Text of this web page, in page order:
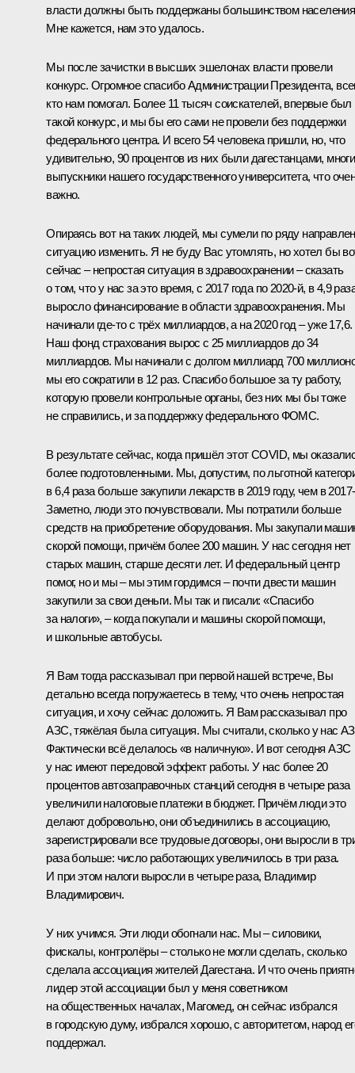
власти должны быть поддержаны большинством
Мне кажется, нам это удалось.
Мы после зачистки в высших эшелонах власти провели
конкурс. Огромное спасибо Администрации Президента,
кто нам помогал. Более 11 тысяч соискателей, впервые был
такой конкурс, и мы бы его сами не провели без поддержки
федерального центра. И всего 54 человека пришли, но, что
удивительно, 90 процентов из них были дагестанцами,
выпускники нашего государственного университета, что
важно.
Опираясь вот на таких людей, мы сумели по ряду
ситуацию изменить. Я не буду Вас утомлять, но хотел бы
сейчас – непростая ситуация в здравоохранении – сказать
о том, что у нас за это время, с 2017 года по 2020-й, в 4,9
выросло финансирование в области здравоохранения. Мы
начинали где-то с трёх миллиардов, а на 2020 год – уже 17,6.
Наш фонд страхования вырос с 25 миллиардов до 34
миллиардов. Мы начинали с долгом миллиард 700
мы его сократили в 12 раз. Спасибо большое за ту работу,
которую провели контрольные органы, без них мы бы тоже
не справились, и за поддержку федерального ФОМС.
В результате сейчас, когда пришёл этот COVID, мы
более подготовленными. Мы, допустим, по льготной
в 6,4 раза больше закупили лекарств в 2019 году, чем в
Заметно, люди это почувствовали. Мы потратили больше
средств на приобретение оборудования. Мы закупали
скорой помощи, причём более 200 машин. У нас сегодня нет
старых машин, старше десяти лет. И федеральный центр
помог, но и мы – мы этим гордимся – почти двести машин
закупили за свои деньги. Мы так и писали: «Спасибо
за налоги», – когда покупали и машины скорой помощи,
и школьные автобусы.
Я Вам тогда рассказывал при первой нашей встрече, Вы
детально всегда погружаетесь в тему, что очень непростая
ситуация, и хочу сейчас доложить. Я Вам рассказывал про
АЗС, тяжёлая была ситуация. Мы считали, сколько у нас
Фактически всё делалось «в наличную». И вот сегодня АЗС
у нас имеют передовой эффект работы. У нас более 20
процентов автозаправочных станций сегодня в четыре раза
увеличили налоговые платежи в бюджет. Причём люди это
делают добровольно, они объединились в ассоциацию,
зарегистрировали все трудовые договоры, они выросли в
раза больше: число работающих увеличилось в три раза.
И при этом налоги выросли в четыре раза, Владимир
Владимирович.
У них учимся. Эти люди обогнали нас. Мы – силовики,
фискалы, контролёры – столько не могли сделать, сколько
сделала ассоциация жителей Дагестана. И что очень
лидер этой ассоциации был у меня советником
на общественных началах, Магомед, он сейчас избрался
в городскую думу, избрался хорошо, с авторитетом, народ
поддержал.